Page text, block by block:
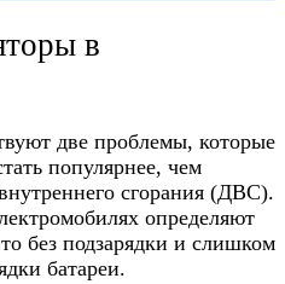
в
две проблемы, которые
популярнее, чем
сгорания (ДВС).
определяют
без подзарядки и слишком
батареи.